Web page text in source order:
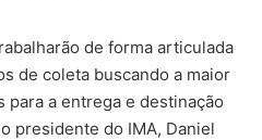
de forma articulada
de coleta buscando a maior
a entrega e destinação
presidente do IMA, Daniel